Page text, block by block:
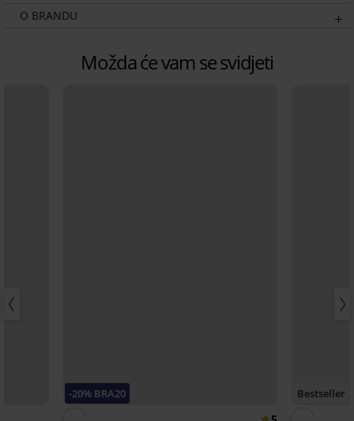
O BRANDU
Možda će vam se svidjeti
-20% BRA20 Bestseller